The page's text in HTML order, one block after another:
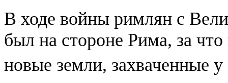
В ходе войны римлян с
был на стороне Рима, за
новые земли, захваченные